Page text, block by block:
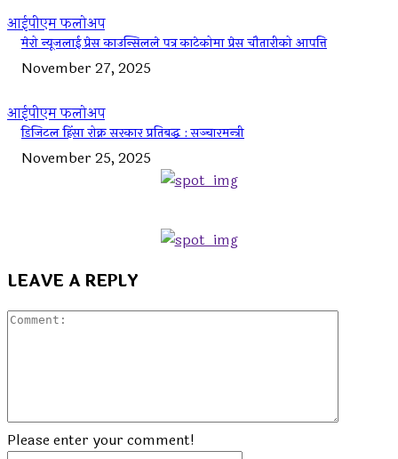
आईपीएम फलोअप
मेरो न्यूजलाई प्रेस काउन्सिलले पत्र काटेकोमा प्रेस चौतारीको आपत्ति
November 27, 2025
आईपीएम फलोअप
डिजिटल हिंसा रोक्न सरकार प्रतिबद्ध : सञ्चारमन्त्री
November 25, 2025
LEAVE A REPLY
Please enter your comment!